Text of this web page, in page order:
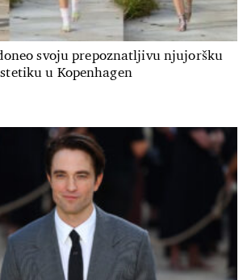
svoju prepoznatljivu njujoršku
u Kopenhagen